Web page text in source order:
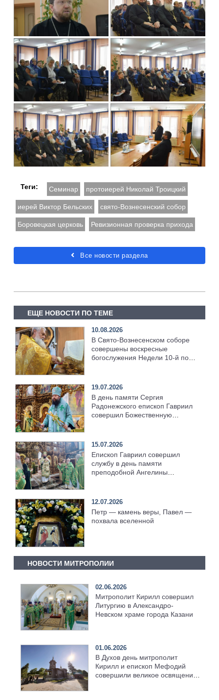
Теги: Семинар протоиерей Николай Троицкий
иерей Виктор Бельских свято-Вознесенский собор
Боровецкая церковь Ревизионная проверка прихода
Все новости раздела
ЕЩЕ НОВОСТИ ПО ТЕМЕ
10.08.2026
В Свято‑Вознесенском соборе
совершены воскресные
богослужения Недели 10‑й по
19.07.2026
В день памяти Сергия
Радонежского епископ Гавриил
совершил Божественную
15.07.2026
Епископ Гавриил совершил
службу в день памяти
преподобной Ангелины
12.07.2026
Петр — камень веры, Павел —
похвала вселенной
НОВОСТИ МИТРОПОЛИИ
02.06.2026
Митрополит Кирилл совершил
Литургию в Александро-
Невском храме города Казани
01.06.2026
В Духов день митрополит
Кирилл и епископ Мефодий
совершили великое освящение